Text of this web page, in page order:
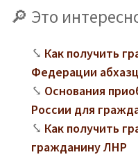
Это
Как получить
Федерации
Основания
России для
Как получить
гражданину ЛНР